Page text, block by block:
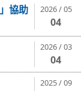
協助
2026 / 05
04
2026 / 03
04
2025 / 09